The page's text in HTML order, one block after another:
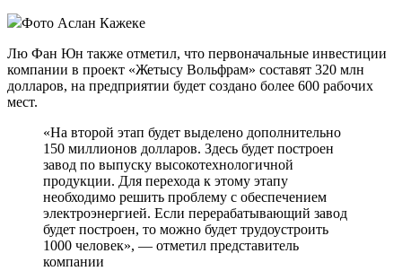
Фото Аслан Кажеке
Лю Фан Юн также отметил, что первоначальные инвестиции
компании в проект «Жетысу Вольфрам» составят 320 млн
долларов, на предприятии будет создано более 600 рабочих
мест.
«На второй этап будет выделено дополнительно
150 миллионов долларов. Здесь будет построен
завод по выпуску высокотехнологичной
продукции. Для перехода к этому этапу
необходимо решить проблему с обеспечением
электроэнергией. Если перерабатывающий завод
будет построен, то можно будет трудоустроить
1000 человек», — отметил представитель
компании